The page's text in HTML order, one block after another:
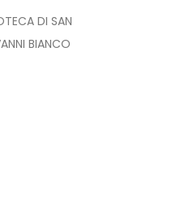
DI SAN
BIANCO